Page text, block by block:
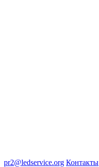
pr2@ledservice.org Контакты